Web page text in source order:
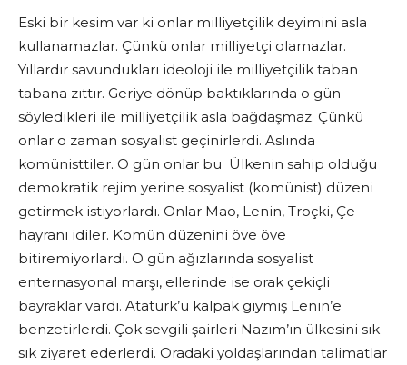
Eski bir kesim var ki onlar milliyetçilik deyimini asla
kullanamazlar. Çünkü onlar milliyetçi olamazlar.
Yıllardır savundukları ideoloji ile milliyetçilik taban
tabana zıttır. Geriye dönüp baktıklarında o gün
söyledikleri ile milliyetçilik asla bağdaşmaz. Çünkü
onlar o zaman sosyalist geçinirlerdi. Aslında
komünisttiler. O gün onlar bu Ülkenin sahip olduğu
demokratik rejim yerine sosyalist (komünist) düzeni
getirmek istiyorlardı. Onlar Mao, Lenin, Troçki, Çe
hayranı idiler. Komün düzenini öve öve
bitiremiyorlardı. O gün ağızlarında sosyalist
enternasyonal marşı, ellerinde ise orak çekiçli
bayraklar vardı. Atatürk’ü kalpak giymiş Lenin’e
benzetirlerdi. Çok sevgili şairleri Nazım’ın ülkesini sık
sık ziyaret ederlerdi. Oradaki yoldaşlarından talimatlar